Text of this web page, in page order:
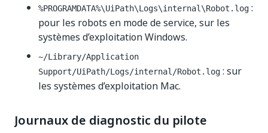
%PROGRAMDATA%\UiPath\Logs\internal\Robot.log :
pour les robots en mode de service, sur les
systèmes d’exploitation Windows.
~/Library/Application
Support/UiPath/Logs/internal/Robot.log : sur
les systèmes d’exploitation Mac.
Journaux de diagnostic du pilote